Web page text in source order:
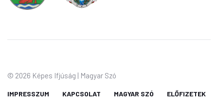
© 2026 Képes Ifjúság | Magyar Szó
IMPRESSZUM KAPCSOLAT MAGYAR SZÓ ELŐFIZETEK